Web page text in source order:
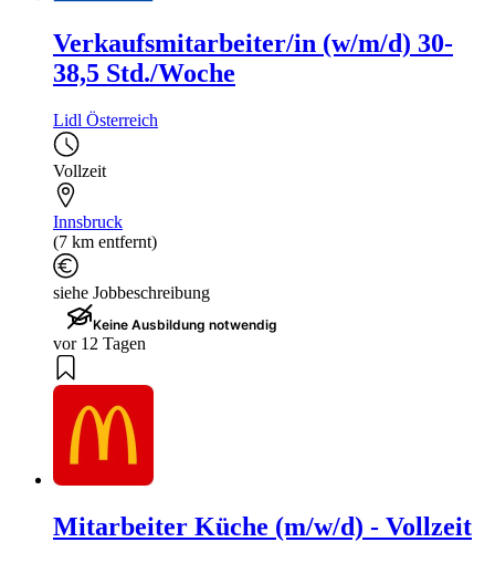
Verkaufsmitarbeiter/in (w/m/d) 30-
38,5 Std./Woche
Lidl Österreich
Vollzeit
Innsbruck
(7 km entfernt)
siehe Jobbeschreibung
Keine Ausbildung notwendig
vor 12 Tagen
Mitarbeiter Küche (m/w/d) - Vollzeit